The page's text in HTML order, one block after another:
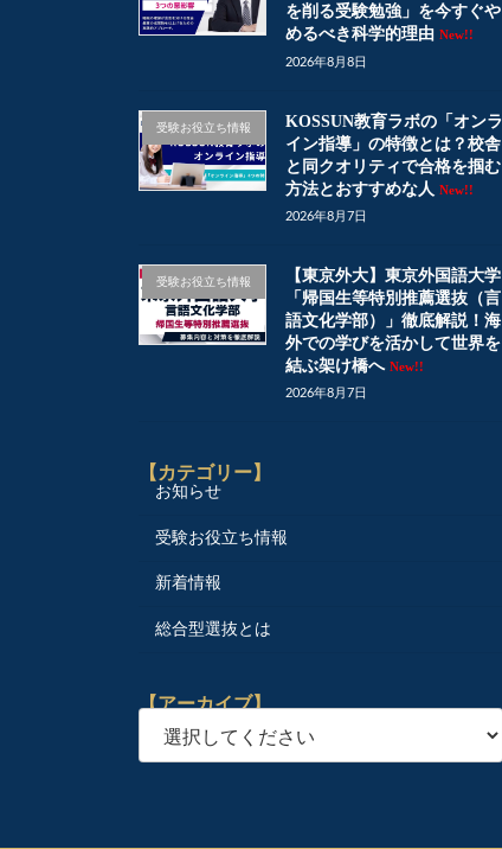
を削る受験勉強」を今すぐや
めるべき科学的理由 New!!
2026年8月8日
受験お役立ち情報
KOSSUN教育ラボの「オンラ
イン指導」の特徴とは？校舎
と同クオリティで合格を掴む
方法とおすすめな人 New!!
2026年8月7日
受験お役立ち情報
【東京外大】東京外国語大学
「帰国生等特別推薦選抜（言
語文化学部）」徹底解説！海
外での学びを活かして世界を
結ぶ架け橋へ New!!
2026年8月7日
【カテゴリー】
お知らせ
受験お役立ち情報
新着情報
総合型選抜とは
【アーカイブ】